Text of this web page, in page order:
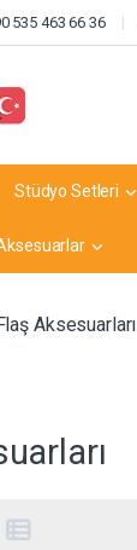
535 463 66 36
Stüdyo Setleri
Aksesuarları